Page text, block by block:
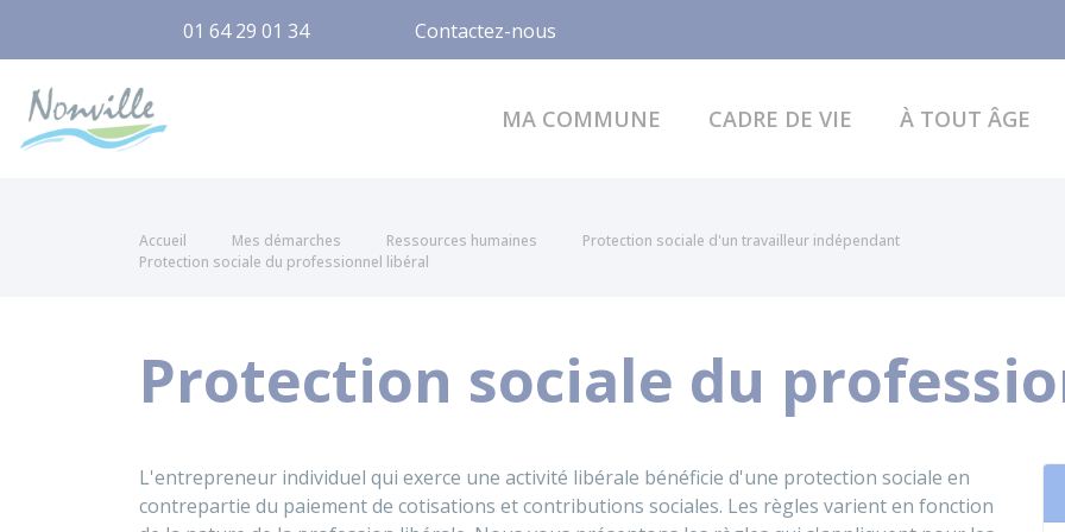
01 64 29 01 34 Contactez-nous
MA COMMUNE CADRE DE VIE À TOUT ÂGE
Accueil Mes démarches Ressources humaines
Protection sociale d'un travailleur indépendant
Protection sociale du professionnel libéral
Protection sociale du
L'entrepreneur individuel qui exerce une activité libérale bénéficie d'une protection sociale en
contrepartie du paiement de cotisations et contributions sociales. Les règles varient en fonction